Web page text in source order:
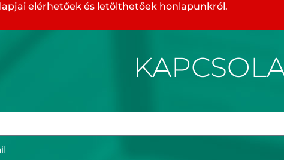
elérhetőek és letölthetőek honlapunkról.